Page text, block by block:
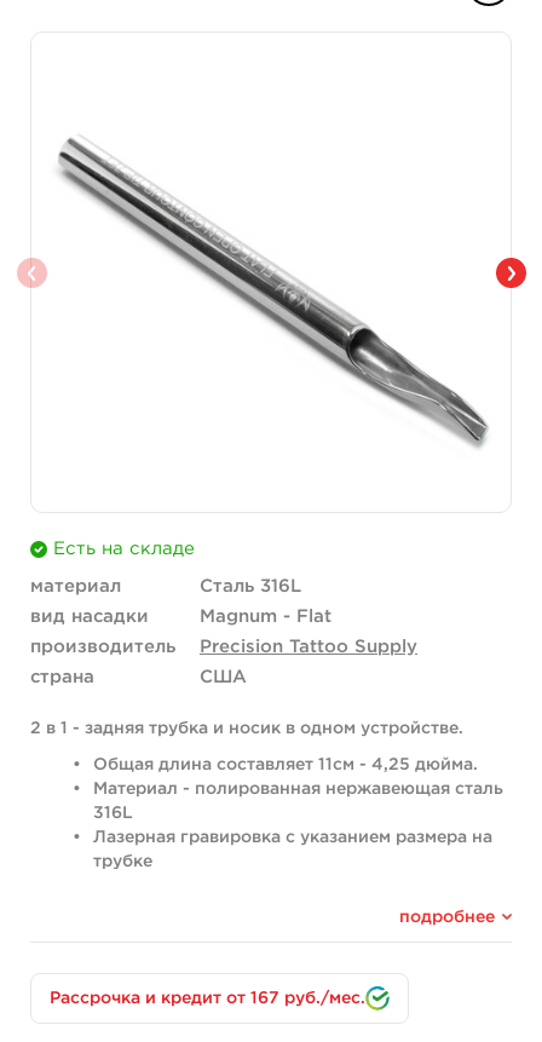
Есть на складе
материал
Сталь 316L
вид насадки
Magnum - Flat
производитель
Precision Tattoo Supply
страна
США
2 в 1 - задняя трубка и носик в одном устройстве.
Общая длина составляет 11см - 4,25 дюйма.
Материал - полированная нержавеющая сталь
316L
Лазерная гравировка с указанием размера на
трубке
Подходит для флэтов и магнумов:
6F – пайка 6 иглы флэт,
7F- пайка 7 игл флэт,
подробнее
Рассрочка и кредит от 167 руб./мес.